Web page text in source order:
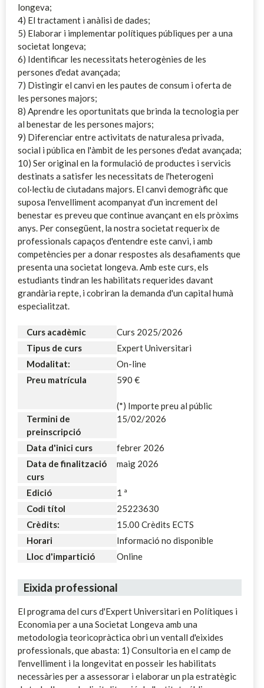
longeva;
4) El tractament i anàlisi de dades;
5) Elaborar i implementar polítiques públiques per a una
societat longeva;
6) Identificar les necessitats heterogènies de les
persones d'edat avançada;
7) Distingir el canvi en les pautes de consum i oferta de
les persones majors;
8) Aprendre les oportunitats que brinda la tecnologia per
al benestar de les persones majors;
9) Diferenciar entre activitats de naturalesa privada,
social i pública en l'àmbit de les persones d'edat avançada;
10) Ser original en la formulació de productes i servicis
destinats a satisfer les necessitats de l'heterogeni
col·lectiu de ciutadans majors. El canvi demogràfic que
suposa l'envelliment acompanyat d'un increment del
benestar es preveu que continue avançant en els pròxims
anys. Per consegüent, la nostra societat requerix de
professionals capaços d'entendre este canvi, i amb
competències per a donar respostes als desafiaments que
presenta una societat longeva. Amb este curs, els
estudiants tindran les habilitats requerides davant
grandària repte, i cobriran la demanda d'un capital humà
especialitzat.
Curs acadèmic
Curs 2025/2026
Tipus de curs
Expert Universitari
Modalitat:
On-line
Preu matrícula
590 €
(*) Importe preu al públic
Termini de
preinscripció
15/02/2026
Data d'inici curs
febrer 2026
Data de finalització
curs
maig 2026
Edició
1 ª
Codi títol
25223630
Crèdits:
15.00 Crèdits ECTS
Horari
Informació no disponible
Lloc d'impartició
Online
Eixida professional
El programa del curs d'Expert Universitari en Polítiques i
Economia per a una Societat Longeva amb una
metodologia teoricopràctica obri un ventall d'eixides
professionals, que abasta: 1) Consultoria en el camp de
l'envelliment i la longevitat en posseir les habilitats
necessàries per a assessorar i elaborar un pla estratègic